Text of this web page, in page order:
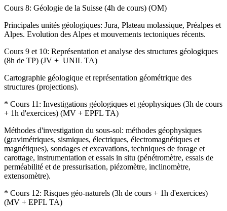
Cours 8: Géologie de la Suisse (4h de cours) (OM)
Principales unités géologiques: Jura, Plateau molassique, Préalpes et
Alpes. Evolution des Alpes et mouvements tectoniques récents.
Cours 9 et 10: Représentation et analyse des structures géologiques
(8h de TP) (JV + UNIL TA)
Cartographie géologique et représentation géométrique des
structures (projections).
* Cours 11: Investigations géologiques et géophysiques (3h de cours
+ 1h d'exercices) (MV + EPFL TA)
Méthodes d'investigation du sous-sol: méthodes géophysiques
(gravimétriques, sismiques, électriques, électromagnétiques et
magnétiques), sondages et excavations, techniques de forage et
carottage, instrumentation et essais in situ (pénétromètre, essais de
perméabilité et de pressurisation, piézomètre, inclinomètre,
extensomètre).
* Cours 12: Risques géo-naturels (3h de cours + 1h d'exercices)
(MV + EPFL TA)